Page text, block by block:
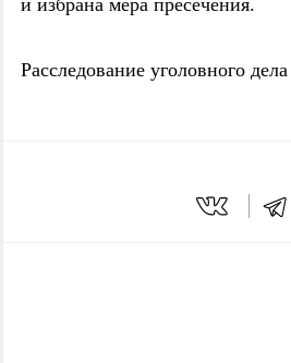
и избрана мера пресечения.
Расследование уголовного